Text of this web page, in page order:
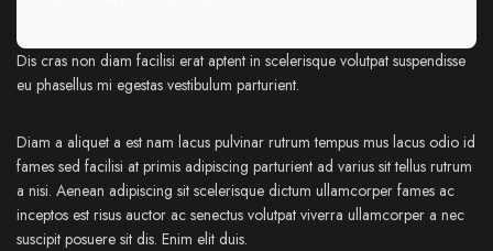
Dis cras non diam facilisi erat aptent in scelerisque volutpat suspendisse
eu phasellus mi egestas vestibulum parturient.
Diam a aliquet a est nam lacus pulvinar rutrum tempus mus lacus odio id
fames sed facilisi at primis adipiscing parturient ad varius sit tellus rutrum
a nisi. Aenean adipiscing sit scelerisque dictum ullamcorper fames ac
inceptos est risus auctor ac senectus volutpat viverra ullamcorper a nec
suscipit posuere sit dis. Enim elit duis.